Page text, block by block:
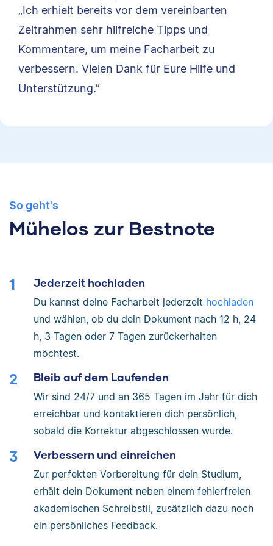
„Ich erhielt bereits vor dem vereinbarten
Zeitrahmen sehr hilfreiche Tipps und
Kommentare, um meine Facharbeit zu
verbessern. Vielen Dank für Eure Hilfe und
Unterstützung.”
So geht's
Mühelos zur Bestnote
Jederzeit hochladen
Du kannst deine Facharbeit jederzeit hochladen
und wählen, ob du dein Dokument nach 12 h, 24
h, 3 Tagen oder 7 Tagen zurückerhalten
möchtest.
Bleib auf dem Laufenden
Wir sind 24/7 und an 365 Tagen im Jahr für dich
erreichbar und kontaktieren dich persönlich,
sobald die Korrektur abgeschlossen wurde.
Verbessern und einreichen
Zur perfekten Vorbereitung für dein Studium,
erhält dein Dokument neben einem fehlerfreien
akademischen Schreibstil, zusätzlich dazu noch
ein persönliches Feedback.